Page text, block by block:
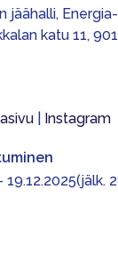
jäähalli,
katu 11,
Instagram
19.12.2025(jälk.